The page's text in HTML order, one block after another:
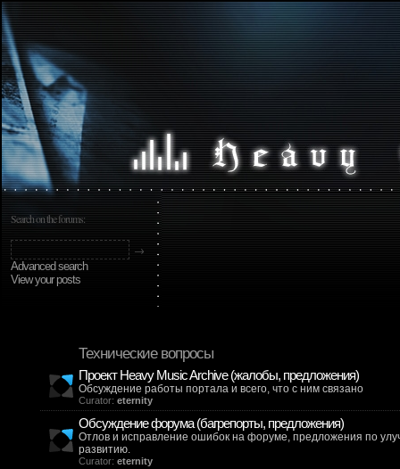
Search on the forums:
Advanced search
View your posts
Технические вопросы
Проект Heavy Music Archive (жалобы, предложения)
Обсуждение работы портала и всего, что с ним связано
Curator: eternity
Обсуждение форума (багрепорты, предложения)
Отлов и исправление ошибок на форуме, предложения по
развитию.
Curator: eternity